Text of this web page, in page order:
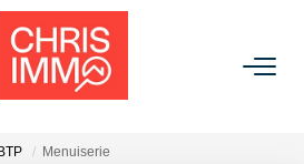
BTP Menuiserie